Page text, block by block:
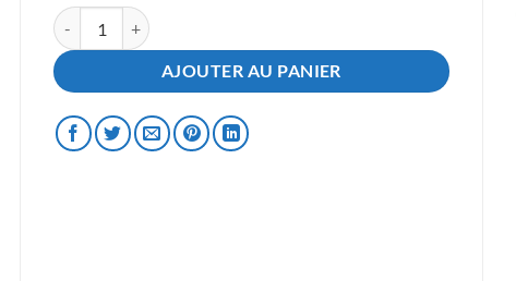
quantité de Cartouche D'Encre Brother LC427XL Yellow
AJOUTER AU PANIER